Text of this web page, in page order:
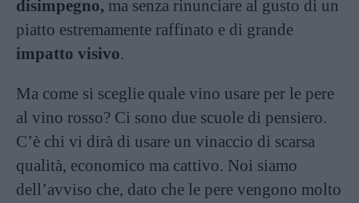
disimpegno, ma senza rinunciare al gusto di un
piatto estremamente raffinato e di grande
impatto visivo.
Ma come si sceglie quale vino usare per le pere
al vino rosso? Ci sono due scuole di pensiero.
C’è chi vi dirà di usare un vinaccio di scarsa
qualità, economico ma cattivo. Noi siamo
dell’avviso che, dato che le pere vengono molto